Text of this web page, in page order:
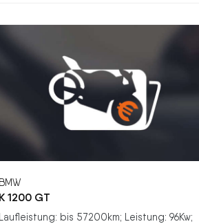
BMW
K 1200 GT
Laufleistung: bis 57200km; Leistung: 96Kw;